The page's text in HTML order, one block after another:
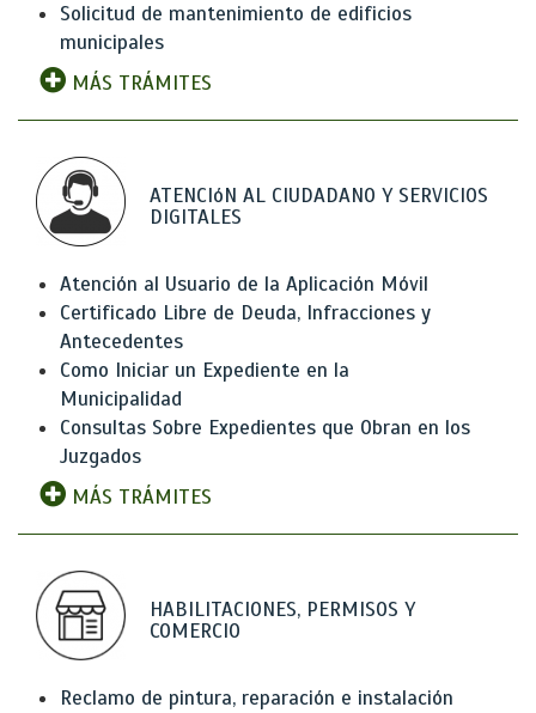
Solicitud de mantenimiento de edificios
municipales
MÁS TRÁMITES
ATENCIóN AL CIUDADANO Y SERVICIOS
DIGITALES
Atención al Usuario de la Aplicación Móvil
Certificado Libre de Deuda, Infracciones y
Antecedentes
Como Iniciar un Expediente en la
Municipalidad
Consultas Sobre Expedientes que Obran en los
Juzgados
MÁS TRÁMITES
HABILITACIONES, PERMISOS Y
COMERCIO
Reclamo de pintura, reparación e instalación